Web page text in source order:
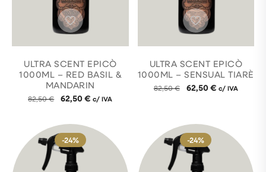
ULTRA SCENT EPICÒ
1000ML – RED BASIL &
MANDARIN
82,50€ 62,50€ c/ IVA
ULTRA SCENT EPICÒ
1000ML – SENSUAL TIARÈ
82,50€ 62,50€ c/ IVA
-24% -24%